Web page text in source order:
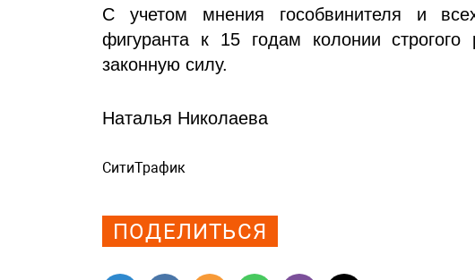
С учетом мнения гособвинителя и
фигуранта к 15 годам колонии
законную силу.
Наталья Николаева
СитиТрафик
ПОДЕЛИТЬСЯ